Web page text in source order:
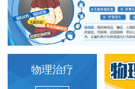
物理治疗